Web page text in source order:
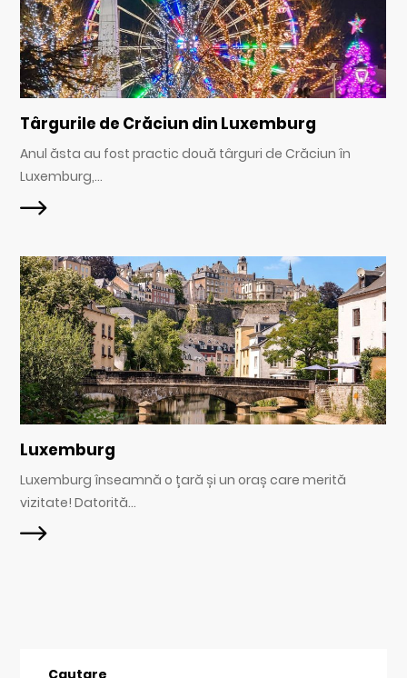
Târgurile de Crăciun din Luxemburg
Anul ăsta au fost practic două târguri de Crăciun în
Luxemburg,...
Luxemburg
Luxemburg înseamnă o țară și un oraș care merită
vizitate! Datorită...